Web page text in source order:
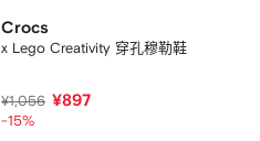
Crocs
x Lego Creativity 穿孔穆勒鞋
¥1,056 ¥897
-15%